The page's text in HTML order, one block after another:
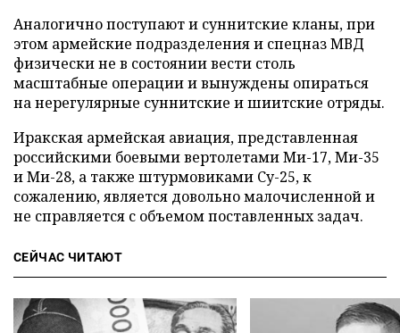
Аналогично поступают и суннитские кланы, при
этом армейские подразделения и спецназ МВД
физически не в состоянии вести столь
масштабные операции и вынуждены опираться
на нерегулярные суннитские и шиитские отряды.
Иракская армейская авиация, представленная
российскими боевыми вертолетами Ми-17, Ми-35
и Ми-28, а также штурмовиками Су-25, к
сожалению, является довольно малочисленной и
не справляется с объемом поставленных задач.
СЕЙЧАС ЧИТАЮТ